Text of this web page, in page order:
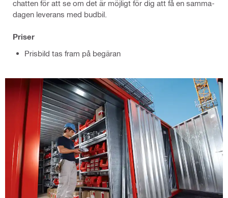
chatten för att se om det är möjligt för dig att få en samma-
dagen leverans med budbil.
Priser
Prisbild tas fram på begäran